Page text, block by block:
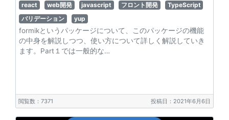
react web開発 javascript フロント開発
TypeScript
バリデーション
yup
formikというパッケージについて、このパッケージの機能
の中身を解説しつつ、使い方について詳しく解説していき
ます。Part１では一般的な…
閲覧数：7371 投稿日：2021年6月6日